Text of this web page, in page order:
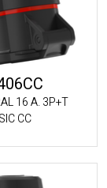
16 A. 3P+T
CC